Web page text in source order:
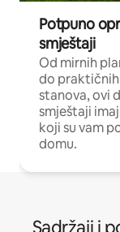
Potpuno
smještaji
Od mirnih
do
stanova, ovi
smještaji
koji su vam
domu.